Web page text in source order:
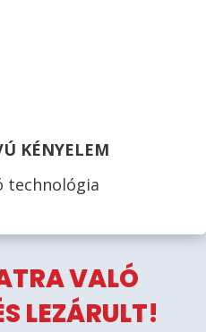
KÉNYELEM
technológia
VALÓ
LEZÁRULT!